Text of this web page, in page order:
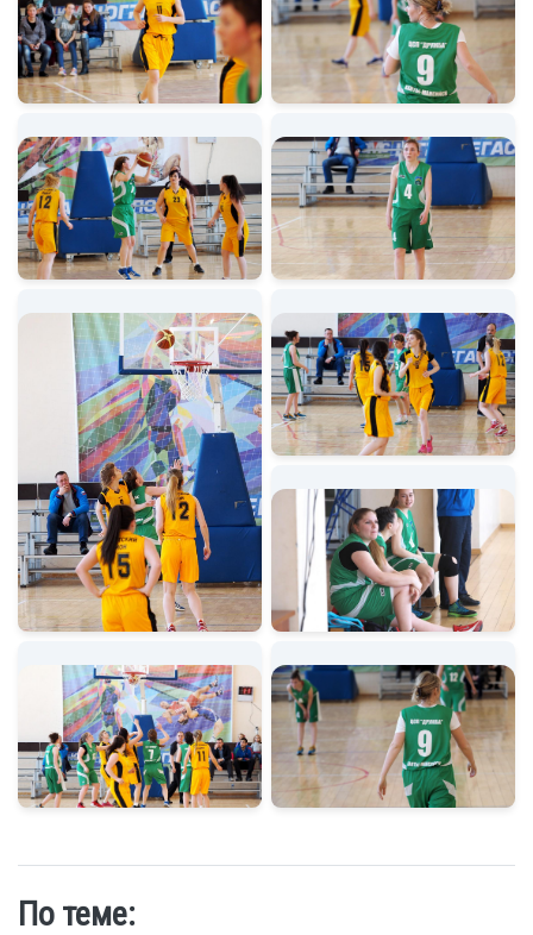
По теме: